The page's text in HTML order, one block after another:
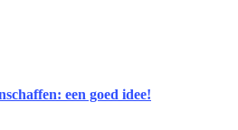
een goed idee!